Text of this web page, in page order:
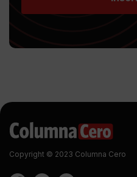
Copyright © 2023 Columna Cero